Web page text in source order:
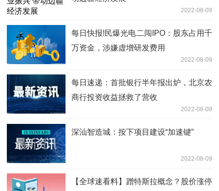
2022-08-09
每日快报!民爆光电二闯IPO：股东占用千
万资金，涉嫌虚增研发费用
2022-08-09
每日速递：首批银行半年报出炉，北京农
商行投资收益拯救了营收
2022-08-09
深汕智造城：按下项目建设“加速键”
2022-08-09
【全球速看料】蹭特斯拉概念？股价涨停